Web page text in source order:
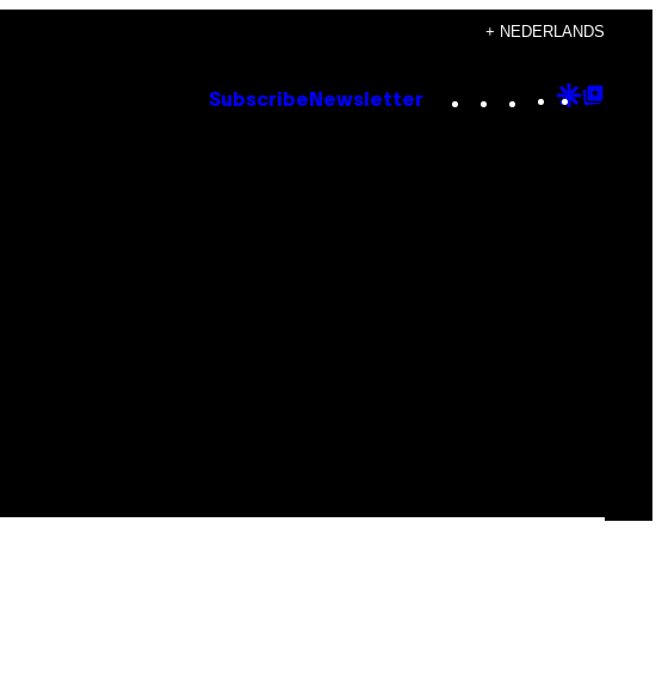
+ NEDERLANDS
Subscribe Newsletter Instagram
TikTok
YouTube
Google